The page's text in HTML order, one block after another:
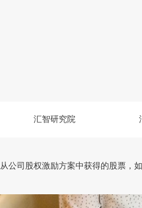
汇智研究院
从公司股权激励方案中获得的股票，